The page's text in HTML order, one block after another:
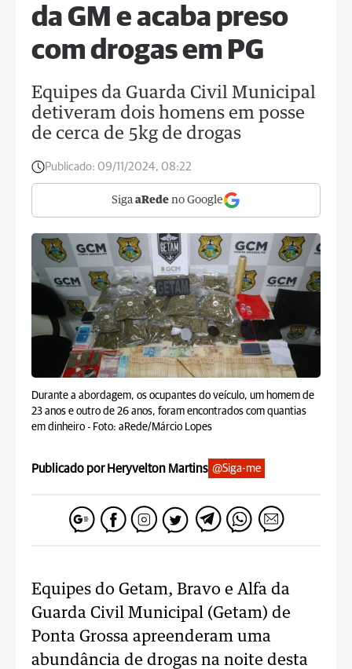
da GM e acaba preso
com drogas em PG
Equipes da Guarda Civil Municipal
detiveram dois homens em posse
de cerca de 5kg de drogas
Publicado: 09/11/2024, 08:22
Siga aRede no Google
Durante a abordagem, os ocupantes do veículo, um homem de
23 anos e outro de 26 anos, foram encontrados com quantias
em dinheiro - Foto: aRede/Márcio Lopes
Publicado por Heryvelton Martins @Siga-me
Equipes do Getam, Bravo e Alfa da
Guarda Civil Municipal (Getam) de
Ponta Grossa apreenderam uma
abundância de drogas na noite desta